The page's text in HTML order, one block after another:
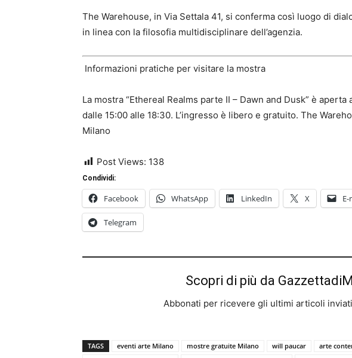
The Warehouse, in Via Settala 41, si conferma così luogo di
in linea con la filosofia multidisciplinare dell’agenzia.
Informazioni pratiche per visitare la mostra
La mostra “Ethereal Realms parte II – Dawn and Dusk” è
dalle 15:00 alle 18:30. L’ingresso è libero e gratuito. The
Milano
Post Views: 138
Condividi:
Facebook WhatsApp LinkedIn X
Telegram
Scopri di più da
Abbonati per ricevere gli ultimi articoli
TAGS eventi arte Milano mostre gratuite Milano will paucar
arte